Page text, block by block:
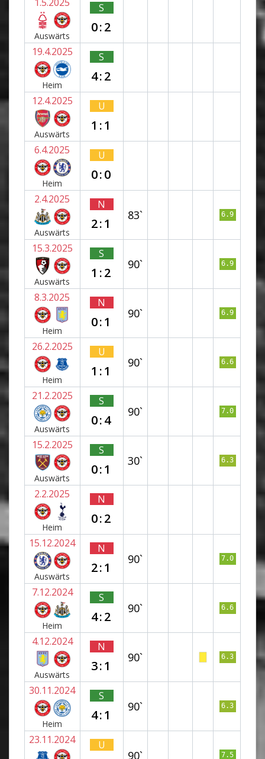
Auswärts
S
0:2
19.4.2025
Heim
S
4:2
12.4.2025
Auswärts
U
1:1
6.4.2025
Heim
U
0:0
2.4.2025
Auswärts
N
2:1
83` 6.9
15.3.2025
Auswärts
S
1:2
90` 6.9
8.3.2025
Heim
N
0:1
90` 6.9
26.2.2025
Heim
U
1:1
90` 6.6
21.2.2025
Auswärts
S
0:4
90` 7.0
15.2.2025
Auswärts
S
0:1
30` 6.3
2.2.2025
Heim
N
0:2
15.12.2024
Auswärts
N
2:1
90` 7.0
7.12.2024
Heim
S
4:2
90` 6.6
4.12.2024
Auswärts
N
3:1
90` 6.3
30.11.2024
Heim
S
4:1
90` 6.3
23.11.2024 U
90` 7.5